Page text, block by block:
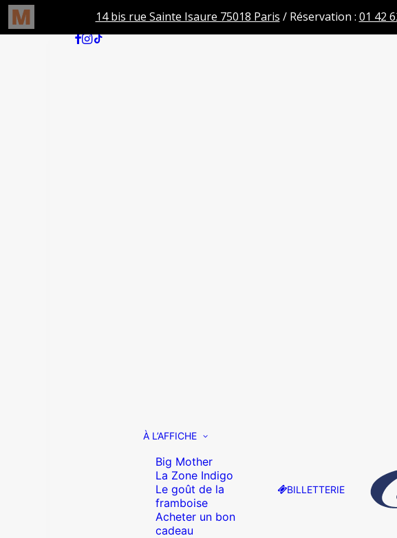
À L’AFFICHE
Big Mother
La Zone Indigo
Le goût de la
framboise
Acheter un bon
cadeau
BILLETTERIE